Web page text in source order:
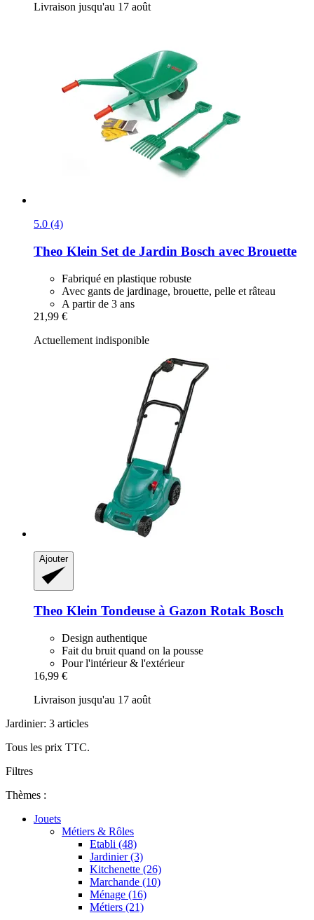
Livraison jusqu'au 17 août
5.0 (4)
Theo Klein Set de Jardin Bosch avec Brouette
Fabriqué en plastique robuste
Avec gants de jardinage, brouette, pelle et râteau
A partir de 3 ans
21,99 €
Actuellement indisponible
Ajouter
Theo Klein Tondeuse à Gazon Rotak Bosch
Design authentique
Fait du bruit quand on la pousse
Pour l'intérieur & l'extérieur
16,99 €
Livraison jusqu'au 17 août
Jardinier: 3 articles
Tous les prix TTC.
Filtres
Thèmes :
Jouets
Métiers & Rôles
Etabli (48)
Jardinier (3)
Kitchenette (26)
Marchande (10)
Ménage (16)
Métiers (21)